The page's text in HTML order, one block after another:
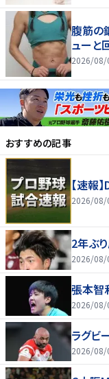
腹筋の
ューと
2026/08/
おすすめの記事
【速報
2026/08/
2年ぶ
2026/08/
張本智
2026/08/
ラグビ
2026/08/